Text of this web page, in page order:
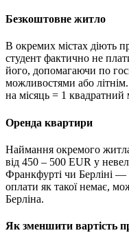
Безкоштовне житло
В окремих містах діють
студент фактично не
його, допомагаючи по
можливостями або
на місяць = 1 квадратний
Оренда квартири
Наймання окремого
від 450 – 500 EUR у
Франкфурті чи Берліні —
оплати як такої немає,
Берліна.
Як зменшити вартість